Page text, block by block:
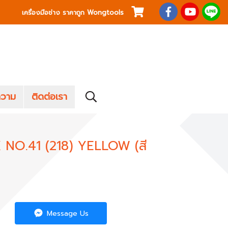
เครื่องมือช่าง ราคาถูก Wongtools
าม ติดต่อเรา
(218) YELLOW (สี
Message Us